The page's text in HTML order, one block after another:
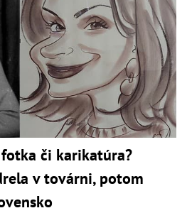
či karikatúra?
v továrni, potom